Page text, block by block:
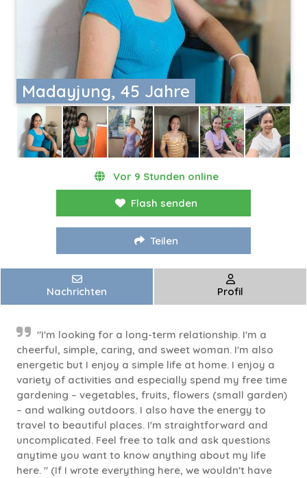
Madayjung, 45 Jahre
Vor 9 Stunden online
Flash senden
Teilen
Nachrichten Profil
"I'm looking for a long-term relationship. I'm a
cheerful, simple, caring, and sweet woman. I'm also
energetic but I enjoy a simple life at home. I enjoy a
variety of activities and especially spend my free time
gardening – vegetables, fruits, flowers (small garden)
– and walking outdoors. I also have the energy to
travel to beautiful places. I'm straightforward and
uncomplicated. Feel free to talk and ask questions
anytime you want to know anything about my life
here. " (If I wrote everything here, we wouldn't have